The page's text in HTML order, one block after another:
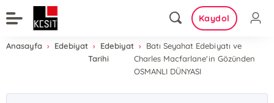
Kaydol
Anasayfa Edebiyat
Edebiyat
Tarihi
Batı Seyahat Edebiyatı ve
Charles Macfarlane'in Gözünden
OSMANLI DÜNYASI